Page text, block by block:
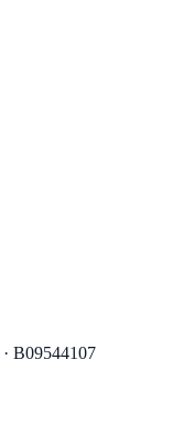
· B09544107